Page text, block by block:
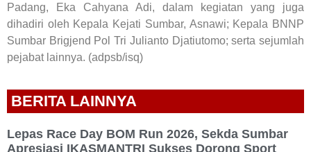
Padang, Eka Cahyana Adi, dalam kegiatan yang juga
dihadiri oleh Kepala Kejati Sumbar, Asnawi; Kepala BNNP
Sumbar Brigjend Pol Tri Julianto Djatiutomo; serta sejumlah
pejabat lainnya. (adpsb/isq)
BERITA LAINNYA
Lepas Race Day BOM Run 2026, Sekda Sumbar
Apresiasi IKASMANTRI Sukses Dorong Sport